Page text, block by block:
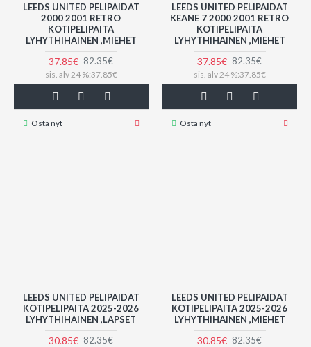
LEEDS UNITED PELIPAIDAT
2000 2001 RETRO
KOTIPELIPAITA
LYHYTHIHAINEN ,MIEHET
37.85€ 82.35€
sis. alv 24 %:37.85€
Osta nyt
LEEDS UNITED PELIPAIDAT
KEANE 7 2000 2001 RETRO
KOTIPELIPAITA
LYHYTHIHAINEN ,MIEHET
37.85€ 82.35€
sis. alv 24 %:37.85€
Osta nyt
LEEDS UNITED PELIPAIDAT
KOTIPELIPAITA 2025-2026
LYHYTHIHAINEN ,LAPSET
30.85€ 82.35€
LEEDS UNITED PELIPAIDAT
KOTIPELIPAITA 2025-2026
LYHYTHIHAINEN ,MIEHET
30.85€ 82.35€